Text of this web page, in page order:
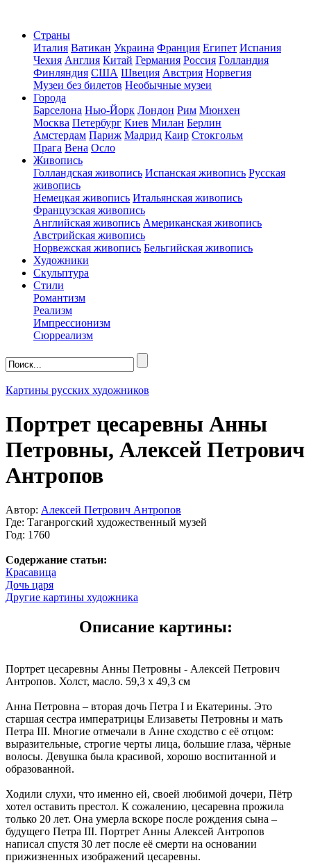
Страны
Италия Ватикан Украина Франция Египет Испания
Чехия Англия Китай Германия Россия Голландия
Финляндия США Швеция Австрия Норвегия
Музеи без билетов Необычные музеи
Города
Барселона Нью-Йорк Лондон Рим Мюнхен
Москва Петербург Киев Милан Берлин
Амстердам Париж Мадрид Каир Стокгольм
Прага Вена Осло
Живопись
Голландская живопись Испанская живопись Русская
живопись
Немецкая живопись Итальянская живопись
Французская живопись
Английская живопись Американская живопись
Австрийская живопись
Норвежская живопись Бельгийская живопись
Художники
Скульптура
Стили
Романтизм
Реализм
Импрессионизм
Сюрреализм
Картины русских художников
Портрет цесаревны Анны
Петровны, Алексей Петрович
Антропов
Автор: Алексей Петрович Антропов
Где: Таганрогский художественный музей
Год: 1760
Содержание статьи:
Красавица
Дочь царя
Другие картины художника
Описание картины:
Портрет цесаревны Анны Петровны - Алексей Петрович
Антропов. Холст, масло. 59,3 x 49,3 см
Анна Петровна – вторая дочь Петра I и Екатерины. Это
старшая сестра императрицы Елизаветы Петровны и мать
Петра III. Многие отмечали в Анне сходство с её отцом:
выразительные, строгие черты лица, большие глаза, чёрные
волосы. Девушка была красивой, хорошо воспитанной и
образованной.
Ходили слухи, что именно ей, своей любимой дочери, Пётр
хотел оставить престол. К сожалению, цесаревна прожила
только 20 лет. Она умерла вскоре после рождения сына –
будущего Петра III. Портрет Анны Алексей Антропов
написал спустя 30 лет после её смерти на основании
прижизненных изображений цесаревны.